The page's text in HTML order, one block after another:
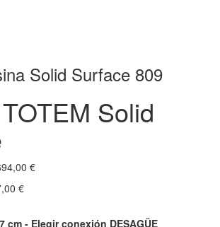
Solid Surface 809
Solid
€
€
cm - Elegir conexión DESAGÜE